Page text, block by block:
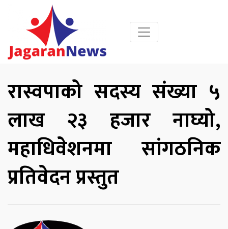
रास्वपाको सदस्य संख्या ५
लाख २३ हजार नाघ्यो,
महाधिवेशनमा सांगठनिक
प्रतिवेदन प्रस्तुत